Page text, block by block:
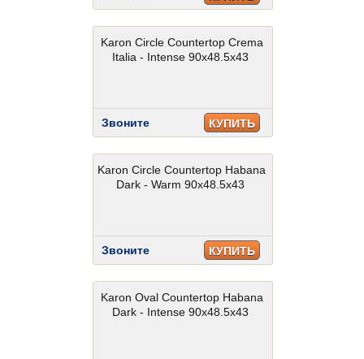
Karon Circle Countertop Crema
Italia - Intense 90x48.5x43
Звоните КУПИТЬ
Karon Circle Countertop Habana
Dark - Warm 90x48.5x43
Звоните КУПИТЬ
Karon Oval Countertop Habana
Dark - Intense 90x48.5x43